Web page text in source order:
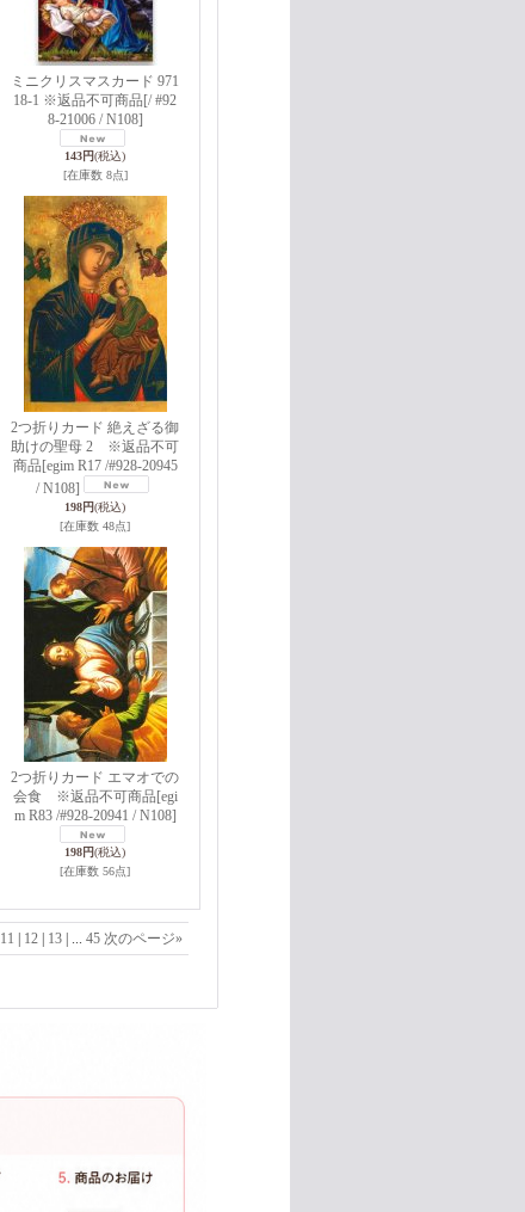
ミニクリスマスカード 971
18-1 ※返品不可商品 [/ #92
8-21006 / N108]
143円(税込)
[在庫数 8点]
2つ折りカード 絶えざる御
助けの聖母 2 ※返品不可
商品 [egim R17 /#928-20945
/ N108]
198円(税込)
[在庫数 48点]
2つ折りカード エマオでの
会食 ※返品不可商品 [egi
m R83 /#928-20941 / N108]
198円(税込)
[在庫数 56点]
11 12 13 ... 45 次のページ»